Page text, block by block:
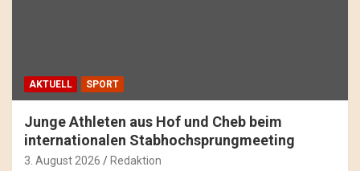
AKTUELL SPORT
Junge Athleten aus Hof und Cheb beim
internationalen Stabhochsprungmeeting
3. August 2026 Redaktion